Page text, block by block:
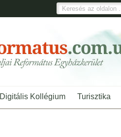
Digitális Kollégium Turisztika